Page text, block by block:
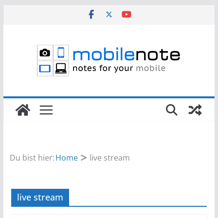
Du bist hier:Home live stream
live stream